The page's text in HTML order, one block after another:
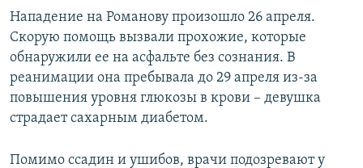
Нападение на Романову произошло 26 апреля.
Скорую помощь вызвали прохожие, которые
обнаружили ее на асфальте без сознания. В
реанимации она пребывала до 29 апреля из-за
повышения уровня глюкозы в крови – девушка
страдает сахарным диабетом.
Помимо ссадин и ушибов, врачи подозревают у